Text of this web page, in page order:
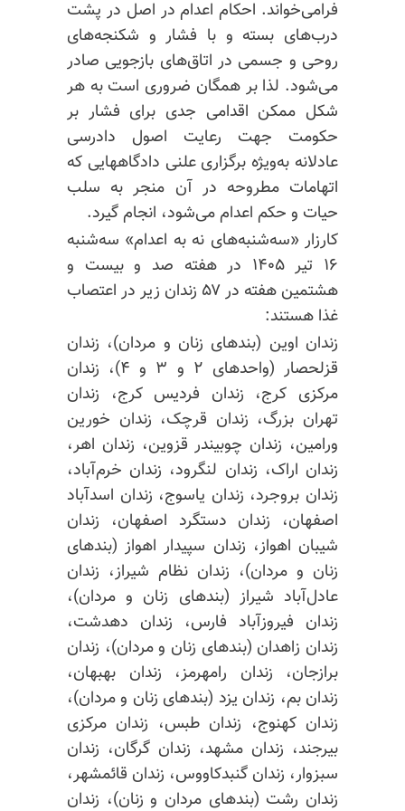
فرامی‌خواند. احکام اعدام در اصل در پشت
درب‌های بسته و با فشار و شکنجه‌های
روحی و جسمی در اتاق‌های بازجویی صادر
می‌شود. لذا بر همگان ضروری است به هر
شکل ممکن اقدامی جدی برای فشار بر
حکومت جهت رعایت اصول دادرسی
عادلانه به‌ویژه برگزاری علنی دادگاههایی که
اتهامات مطروحه در آن منجر به سلب
حیات و حکم اعدام می‌شود، انجام گیرد.
کارزار «سه‌شنبه‌های نه به اعدام» سه‌شنبه
۱۶ تیر ۱۴۰۵ در هفته صد و بیست و
هشتمین هفته در ۵۷ زندان زیر در اعتصاب
غذا هستند:
زندان اوین (بندهای زنان و مردان)، زندان
قزلحصار (واحدهای ۲ و ۳ و ۴)، زندان
مرکزی کرج، زندان فردیس کرج، زندان
تهران بزرگ، زندان قرچک، زندان خورین
ورامین، زندان چوبیندر قزوین، زندان اهر،
زندان اراک، زندان لنگرود، زندان خرم‌آباد،
زندان بروجرد، زندان یاسوج، زندان اسدآباد
اصفهان، زندان دستگرد اصفهان، زندان
شیبان اهواز، زندان سپیدار اهواز (بندهای
زنان و مردان)، زندان نظام شیراز، زندان
عادل‌آباد شیراز (بندهای زنان و مردان)،
زندان فیروزآباد فارس، زندان دهدشت،
زندان زاهدان (بندهای زنان و مردان)، زندان
برازجان، زندان رامهرمز، زندان بهبهان،
زندان بم، زندان یزد (بندهای زنان و مردان)،
زندان کهنوج، زندان طبس، زندان مرکزی
بیرجند، زندان مشهد، زندان گرگان، زندان
سبزوار، زندان گنبدکاووس، زندان قائمشهر،
زندان رشت (بندهای مردان و زنان)، زندان